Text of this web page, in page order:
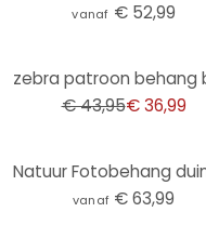
vanaf € 52,99
€ 43,95€ 36,99
vanaf € 63,99